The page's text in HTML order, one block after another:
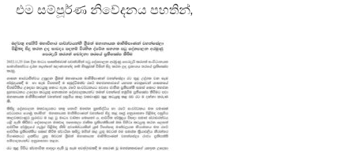
එම සම්පූර්ණ නිවේදනය පහතින්,